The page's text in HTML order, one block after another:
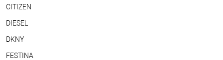
CITIZEN
DIESEL
DKNY
FESTINA